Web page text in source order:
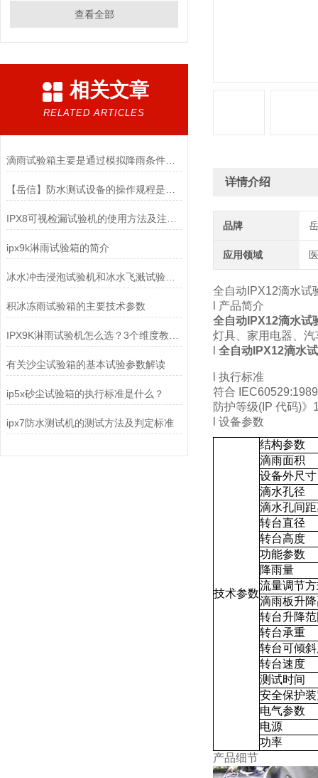
查看全部
相关文章
RELATED ARTICLES
滴雨试验箱主要是通过模拟降雨条件设计的
ipx9k淋雨试验箱的简介
冰水冲击浸泡试验机和冰水飞溅试验的区别
积冰冻雨试验箱的主要技术参数
有关沙尘试验箱的基本试验参数解读
ip5x砂尘试验箱的执行标准是什么？
ipx7防水测试机的测试方法及判定标准
详情介绍
品牌
应用领域
全自动IPX12滴水试
l 产品简介
全自动IPX12滴水试
灯具、家用电器、
全自动IPX12滴水
l 执行标准
符合
防护等级(IP 代码)
l 设备参数
技术参数
结构参数
滴雨面积
设备外尺寸
滴水孔径
滴水孔间
转台直径
转台高度
功能参数
降雨量
流量调节
滴雨板升
转台升降
转台承重
转台可倾
转台速度
测试时间
安全保护
电气参数
电源
功率
产品细节